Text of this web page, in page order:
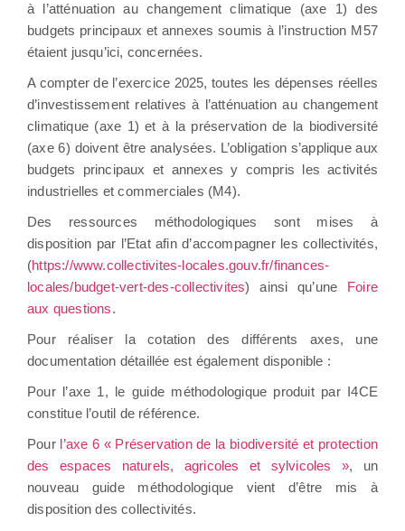
à l’atténuation au changement climatique (axe 1) des
budgets principaux et annexes soumis à l’instruction M57
étaient jusqu’ici, concernées.
A compter de l’exercice 2025, toutes les dépenses réelles
d’investissement relatives à l’atténuation au changement
climatique (axe 1) et à la préservation de la biodiversité
(axe 6) doivent être analysées. L’obligation s’applique aux
budgets principaux et annexes y compris les activités
industrielles et commerciales (M4).
Des ressources méthodologiques sont mises à
disposition par l’Etat afin d’accompagner les collectivités,
(https://www.collectivites-locales.gouv.fr/finances-
locales/budget-vert-des-collectivites) ainsi qu’une Foire
aux questions.
Pour réaliser la cotation des différents axes, une
documentation détaillée est également disponible :
Pour l’axe 1, le guide méthodologique produit par I4CE
constitue l’outil de référence.
Pour l’axe 6 « Préservation de la biodiversité et protection
des espaces naturels, agricoles et sylvicoles », un
nouveau guide méthodologique vient d’être mis à
disposition des collectivités.